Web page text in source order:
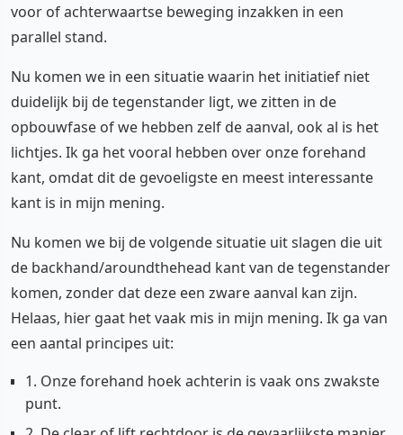
voor of achterwaartse beweging inzakken in een
parallel stand.
Nu komen we in een situatie waarin het initiatief niet
duidelijk bij de tegenstander ligt, we zitten in de
opbouwfase of we hebben zelf de aanval, ook al is het
lichtjes. Ik ga het vooral hebben over onze forehand
kant, omdat dit de gevoeligste en meest interessante
kant is in mijn mening.
Nu komen we bij de volgende situatie uit slagen die uit
de backhand/aroundthehead kant van de tegenstander
komen, zonder dat deze een zware aanval kan zijn.
Helaas, hier gaat het vaak mis in mijn mening. Ik ga van
een aantal principes uit:
1. Onze forehand hoek achterin is vaak ons zwakste
punt.